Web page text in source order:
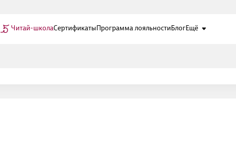
Читай-школаСертификатыПрограмма лояльностиБлогЕщё